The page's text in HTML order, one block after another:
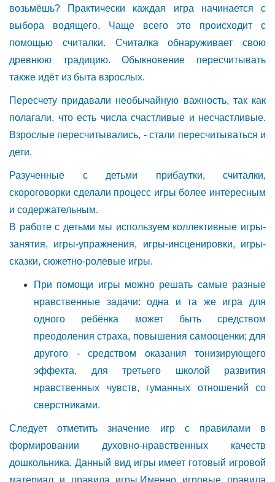
возьмёшь? Практически каждая игра начинается с
выбора водящего. Чаще всего это происходит с
помощью считалки. Считалка обнаруживает свою
древнюю традицию. Обыкновение пересчитывать
также идёт из быта взрослых.
Пересчету придавали необычайную важность, так как
полагали, что есть числа счастливые и несчастливые.
Взрослые пересчитывались, - стали пересчитываться и
дети.
Разученные с детьми прибаутки, считалки,
скороговорки сделали процесс игры более интересным
и содержательным.
В работе с детьми мы используем коллективные игры-
занятия, игры-упражнения, игры-инсценировки, игры-
сказки, сюжетно-ролевые игры.
При помощи игры можно решать самые разные
нравственные задачи: одна и та же игра для
одного ребёнка может быть средством
преодоления страха, повышения самооценки; для
другого - средством оказания тонизирующего
эффекта, для третьего школой развития
нравственных чувств, гуманных отношений со
сверстниками.
Следует отметить значение игр с правилами в
формировании духовно-нравственных качеств
дошкольника. Данный вид игры имеет готовый игровой
материал и правила игры.Именно игровые правила